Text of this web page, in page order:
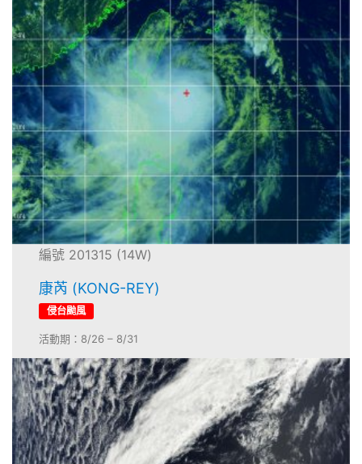
編號 201315 (14W)
康芮 (KONG-REY)
侵台颱風
活動期：8/26 – 8/31